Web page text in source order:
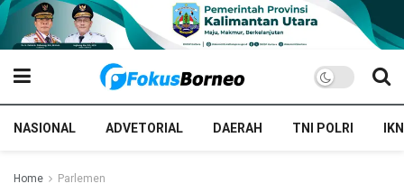
NASIONAL ADVETORIAL DAERAH TNI POLRI IKN
Home Parlemen